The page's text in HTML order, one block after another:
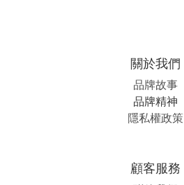
關於我們
品牌故事
品牌精神
隱私權政策
顧客服務